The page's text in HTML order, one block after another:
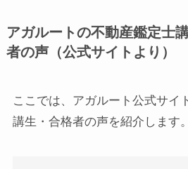
アガルートの不動産鑑定士
者の声（公式サイトより）
ここでは、アガルート公式サイ
講生・合格者の声を紹介します。